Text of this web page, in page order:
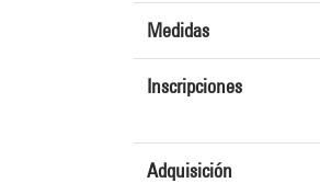
Medidas
Inscripciones
Adquisición